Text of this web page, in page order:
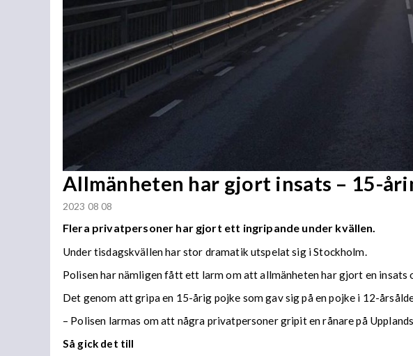
Allmänheten har gjort insats – 15-
2023 08 08
Flera privatpersoner har gjort ett ingripande under kvällen.
Under tisdagskvällen har stor dramatik utspelat sig i Stockholm.
Polisen har nämligen fått ett larm om att allmänheten har gjort en insats
Det genom att gripa en 15-årig pojke som gav sig på en pojke i 12-
– Polisen larmas om att några privatpersoner gripit en rånare på
Så gick det till